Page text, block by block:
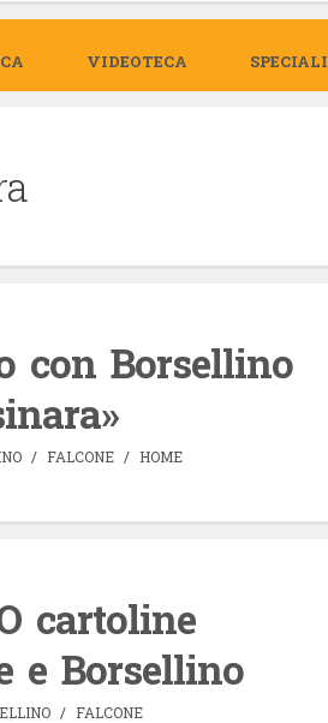
VIDEOTECA SPECIALI
con Bor­sel­lino
/ FALCONE/ HOME
cartoline
e Borsellino
/ FALCONE